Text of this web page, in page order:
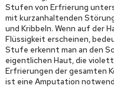
Stufen von Erfrierung
mit kurzanhaltenden
und Kribbeln. Wenn auf der
Flüssigkeit erscheinen,
Stufe erkennt man an den
eigentlichen Haut, die
Erfrierungen der gesamten
ist eine Amputation